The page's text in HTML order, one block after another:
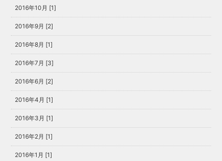
2016年10月 [1]
2016年9月 [2]
2016年8月 [1]
2016年7月 [3]
2016年6月 [2]
2016年4月 [1]
2016年3月 [1]
2016年2月 [1]
2016年1月 [1]